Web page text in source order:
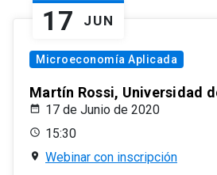
17 JUN
Microeconomía Aplicada
Martín Rossi, Universidad
17 de Junio de 2020
15:30
Webinar con inscripción